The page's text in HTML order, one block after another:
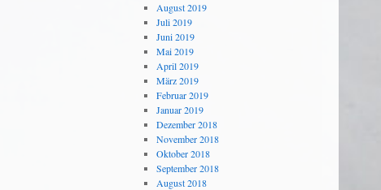
August 2019
Juli 2019
Juni 2019
Mai 2019
April 2019
März 2019
Februar 2019
Januar 2019
Dezember 2018
November 2018
Oktober 2018
September 2018
August 2018